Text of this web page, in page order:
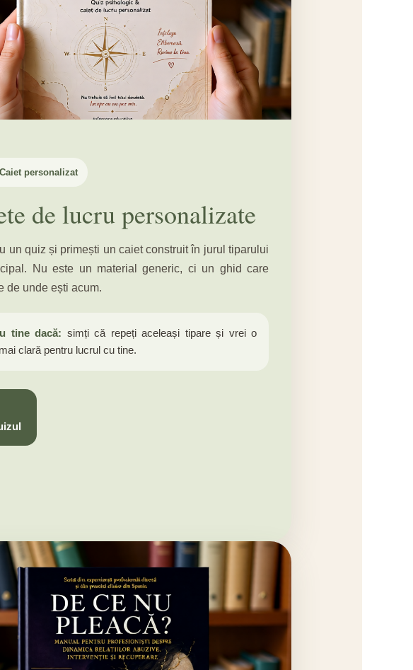
personalizat
de lucru personalizate
un quiz și primești un caiet construit în jurul tiparului
Nu este un material generic, ci un ghid care
de unde ești acum.
tine dacă: simți că repeți aceleași tipare și vrei o
clară pentru lucrul cu tine.